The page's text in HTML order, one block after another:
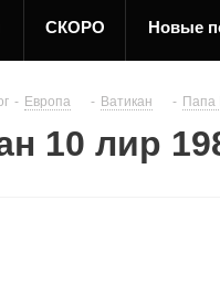
СКОРО Новые
- Европа - Ватикан - Папа
10 лир